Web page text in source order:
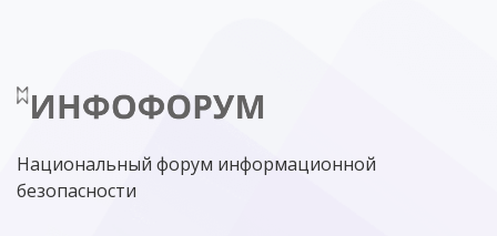
Национальный форум информационной
безопасности